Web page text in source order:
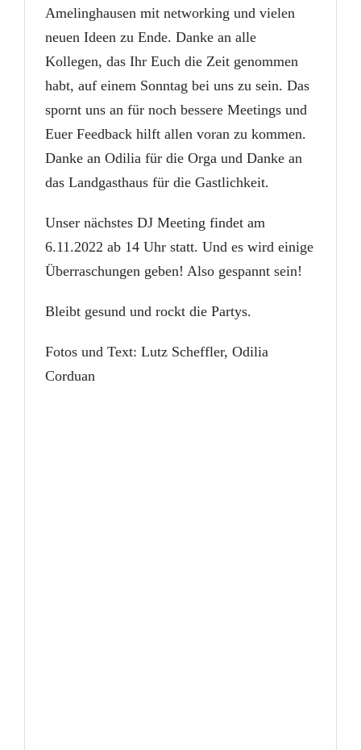
Amelinghausen mit networking und vielen
neuen Ideen zu Ende. Danke an alle
Kollegen, das Ihr Euch die Zeit genommen
habt, auf einem Sonntag bei uns zu sein. Das
spornt uns an für noch bessere Meetings und
Euer Feedback hilft allen voran zu kommen.
Danke an Odilia für die Orga und Danke an
das Landgasthaus für die Gastlichkeit.
Unser nächstes DJ Meeting findet am
6.11.2022 ab 14 Uhr statt. Und es wird einige
Überraschungen geben! Also gespannt sein!
Bleibt gesund und rockt die Partys.
Fotos und Text: Lutz Scheffler, Odilia
Corduan